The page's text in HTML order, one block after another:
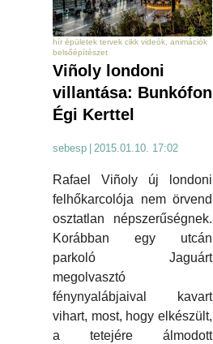
hír épületek tervek cikk videók, animációk
belsőépítészet
Viñoly londoni
villantása: Bunkófon
Égi Kerttel
sebesp 2015.01.10. 17:02
Rafael Viñoly új londoni
felhőkarcolója nem örvend
osztatlan népszerűségnek.
Korábban egy utcán
parkoló Jaguárt
megolvasztó
fénynyalábjaival kavart
vihart, most, hogy elkészült,
a tetejére álmodott